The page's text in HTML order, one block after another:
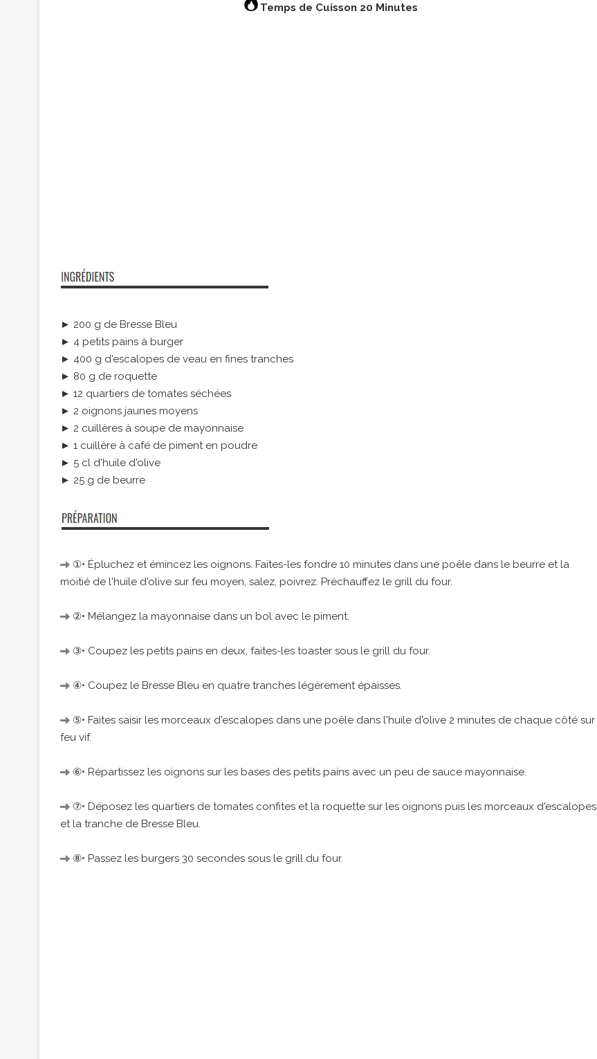
Temps de Cuisson 20 Minutes
► 200 g de Bresse Bleu
► 4 petits pains à burger
► 400 g d'escalopes de veau en fines tranches
► 80 g de roquette
► 12 quartiers de tomates séchées
► 2 oignons jaunes moyens
► 2 cuillères à soupe de mayonnaise
► 1 cuillère à café de piment en poudre
► 5 cl d'huile d'olive
► 25 g de beurre
①• Épluchez et émincez les oignons. Faites-les fondre 10 minutes dans une poêle dans le beurre et la
moitié de l'huile d'olive sur feu moyen, salez, poivrez. Préchauffez le grill du four.
②• Mélangez la mayonnaise dans un bol avec le piment.
③• Coupez les petits pains en deux, faites-les toaster sous le grill du four.
④• Coupez le Bresse Bleu en quatre tranches légèrement épaisses.
⑤• Faites saisir les morceaux d'escalopes dans une poêle dans l'huile d'olive 2 minutes de chaque côté sur
feu vif.
⑥• Répartissez les oignons sur les bases des petits pains avec un peu de sauce mayonnaise.
⑦• Déposez les quartiers de tomates confites et la roquette sur les oignons puis les morceaux d'escalopes
et la tranche de Bresse Bleu.
⑧• Passez les burgers 30 secondes sous le grill du four.